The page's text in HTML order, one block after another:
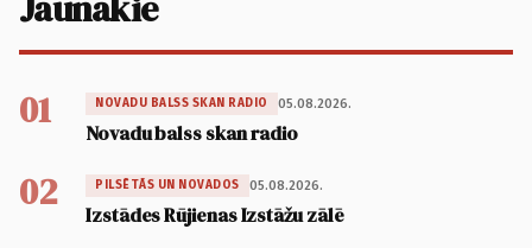
01 NOVADU BALSS SKAN RADIO 05.08.2026.
Novadu balss skan radio
02 PILSĒTĀS UN NOVADOS 05.08.2026.
Izstādes Rūjienas Izstāžu zālē